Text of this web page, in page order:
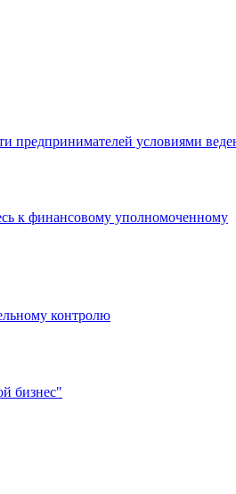
предпринимателей условиями
к финансовому уполномоченному
контролю
бизнес"